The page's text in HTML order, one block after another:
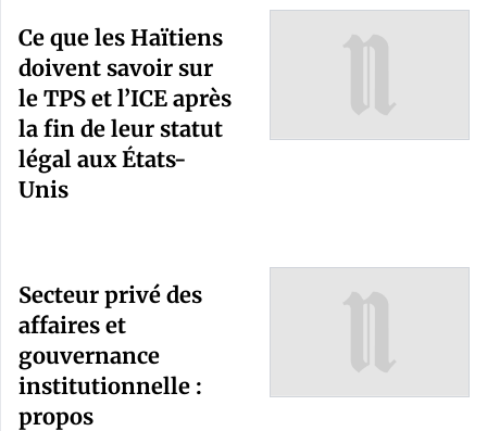
Ce que les Haïtiens
doivent savoir sur
le TPS et l’ICE après
la fin de leur statut
légal aux États-
Unis
Secteur privé des
affaires et
gouvernance
institutionnelle :
propos